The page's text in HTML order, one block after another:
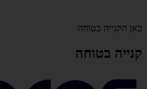
כאן הקנייה בטוחה
קנייה בטוחה